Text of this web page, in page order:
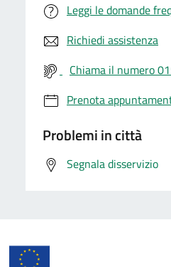
Leggi le domande
Richiedi assistenza
Chiama il numero
Prenota
Problemi in città
Segnala disservizio